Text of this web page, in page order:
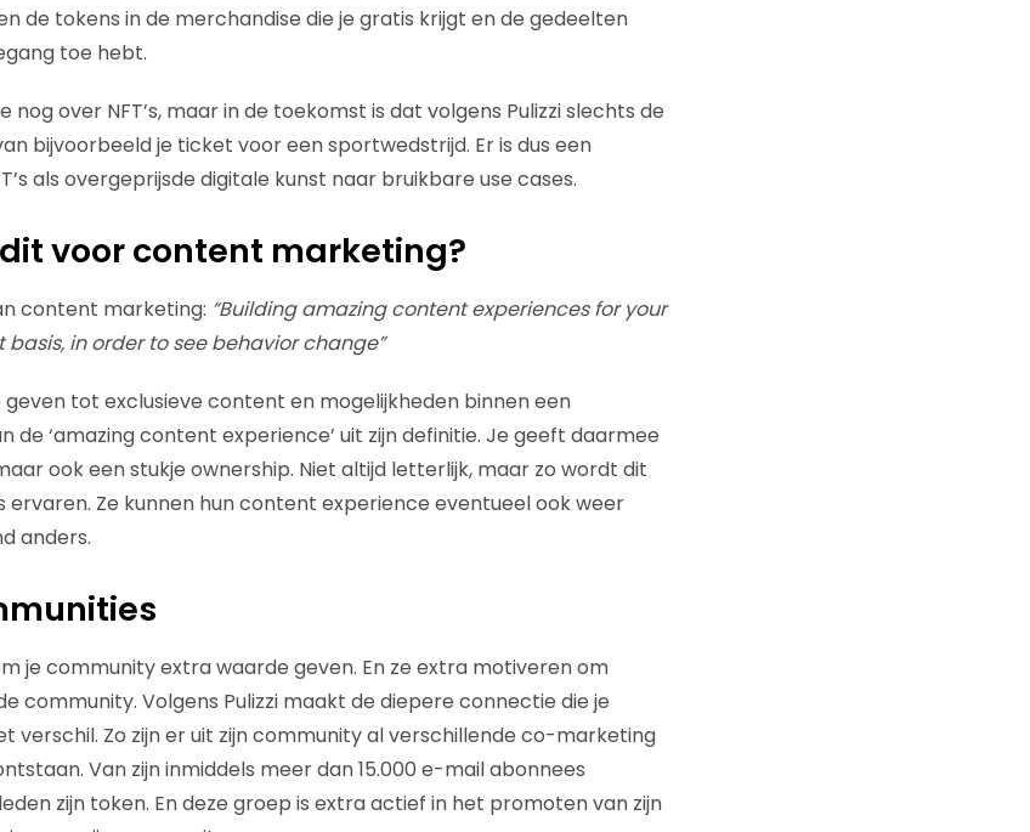
de tokens in de merchandise die je gratis krijgt en de gedeelten
toe hebt.
over NFT’s, maar in de toekomst is dat volgens Pulizzi slechts de
bijvoorbeeld je ticket voor een sportwedstrijd. Er is dus een
als overgeprijsde digitale kunst naar bruikbare use cases.
voor content marketing?
content marketing: “Building amazing content experiences for your
in order to see behavior change”
tot exclusieve content en mogelijkheden binnen een
de ‘amazing content experience’ uit zijn definitie. Je geeft daarmee
ook een stukje ownership. Niet altijd letterlijk, maar zo wordt dit
ervaren. Ze kunnen hun content experience eventueel ook weer
anders.
je community extra waarde geven. En ze extra motiveren om
community. Volgens Pulizzi maakt de diepere connectie die je
verschil. Zo zijn er uit zijn community al verschillende co-marketing
Van zijn inmiddels meer dan 15.000 e-mail abonnees
zijn token. En deze groep is extra actief in het promoten van zijn